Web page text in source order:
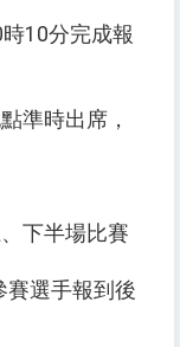
10分完成報
準時出席，
下半場比賽
賽選手報到後